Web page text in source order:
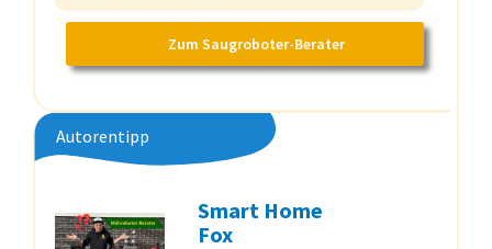
Zum Saugroboter-Berater
Autorentipp
Smart Home
Fox